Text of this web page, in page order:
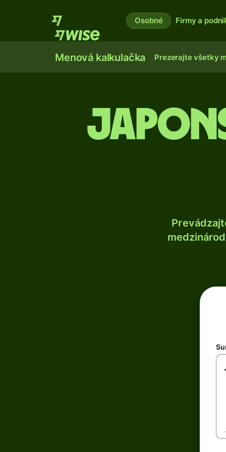
Osobné Firmy a
Menová kalkulačka Prezerajte všetky